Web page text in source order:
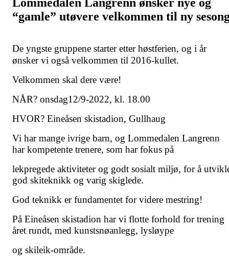
“gamle” utøvere velkommen til ny
De yngste gruppene starter etter høstferien, og i år
ønsker vi også velkommen til 2016-kullet.
Velkommen skal dere være!
NÅR? onsdag12/9-2022, kl. 18.00
HVOR? Eineåsen skistadion, Gullhaug
Vi har mange ivrige barn, og Lommedalen Langrenn
har kompetente trenere, som har fokus på
lekpregede aktiviteter og godt sosialt miljø, for å
god skiteknikk og varig skiglede.
God teknikk er fundamentet for videre mestring!
På Eineåsen skistadion har vi flotte forhold for trening
året rundt, med kunstsnøanlegg, lysløype
og skileik-område.